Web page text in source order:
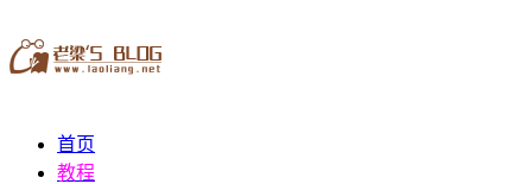
首页
教程